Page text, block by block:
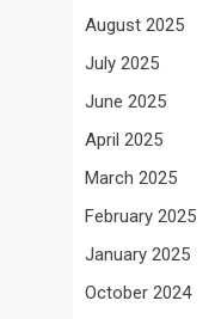
August 2025
July 2025
June 2025
April 2025
March 2025
February 2025
January 2025
October 2024